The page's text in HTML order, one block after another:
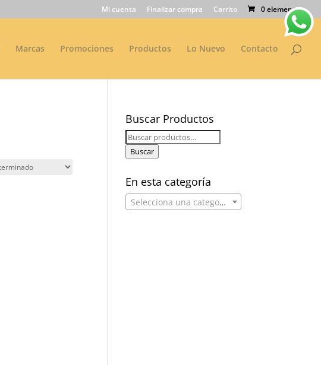
Mi cuenta Finalizar compra Carrito 0 elementos
Marcas Promociones Productos Lo Nuevo Contacto
Buscar Productos
Buscar
por:
Buscar
En esta categoría
Selecciona una categoría